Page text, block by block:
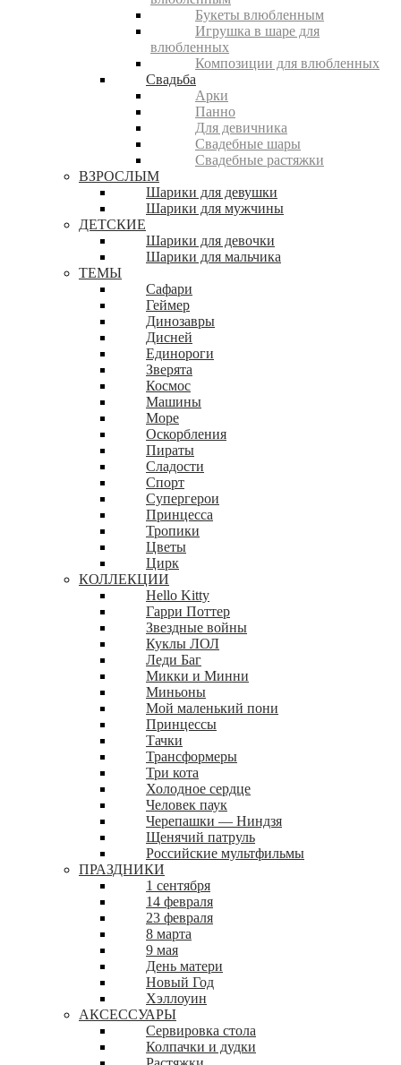
Букеты влюбленным
Игрушка в шаре для
влюбленных
Композиции для влюбленных
Свадьба
Арки
Панно
Для девичника
Свадебные шары
Свадебные растяжки
ВЗРОСЛЫМ
Шарики для девушки
Шарики для мужчины
ДЕТСКИЕ
Шарики для девочки
Шарики для мальчика
ТЕМЫ
Сафари
Геймер
Динозавры
Дисней
Единороги
Зверята
Космос
Машины
Море
Оскорбления
Пираты
Сладости
Спорт
Супергерои
Принцесса
Тропики
Цветы
Цирк
КОЛЛЕКЦИИ
Hello Kitty
Гарри Поттер
Звездные войны
Куклы ЛОЛ
Леди Баг
Микки и Минни
Миньоны
Мой маленький пони
Принцессы
Тачки
Трансформеры
Три кота
Холодное сердце
Человек паук
Черепашки — Ниндзя
Щенячий патруль
Российские мультфильмы
ПРАЗДНИКИ
1 сентября
14 февраля
23 февраля
8 марта
9 мая
День матери
Новый Год
Хэллоуин
АКСЕССУАРЫ
Сервировка стола
Колпачки и дудки